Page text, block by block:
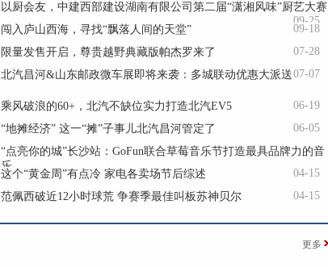
以厨会友，中建西部建设湖南有限公司第二届“潇湘风味”厨艺大赛
09-25
闯入庐山西海，寻找“飘落人间的天堂”
09-18
限量发售开启，尊贵越野典藏版帕杰罗来了
07-28
北汽昌河&山东邮政微车展即将来袭：多城联动优惠大派送07-07
乘风破浪的60+，北汽不缺位实力打造北汽EV5
06-19
“地摊经济” 这一“摊”子事儿北汽昌河管定了
06-05
“点亮你的城”长沙站：GoFun联合草莓音乐节打造最具品牌力的音
乐
06-24
这个“黄金周”有点冷 家电各卖场节后综述
04-15
范佩西破近12小时球荒 争赛季最佳叫板苏神贝尔
04-15
更多